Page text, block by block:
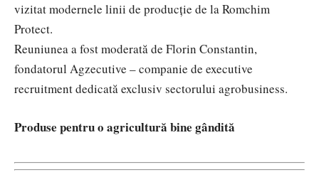
vizitat modernele linii de producție de la Romchim
Protect.
Reuniunea a fost moderată de Florin Constantin,
fondatorul Agzecutive – companie de executive
recruitment dedicată exclusiv sectorului agrobusiness.
Produse pentru o agricultură bine gândită